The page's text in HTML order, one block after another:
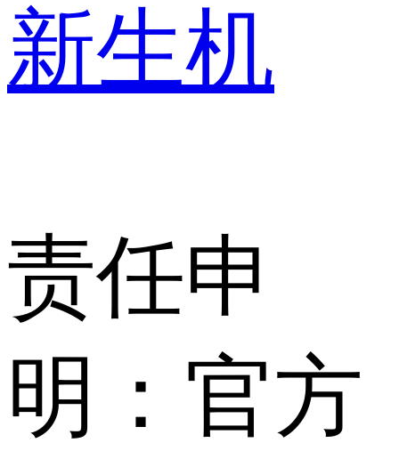
新生机
责任申
明：官方